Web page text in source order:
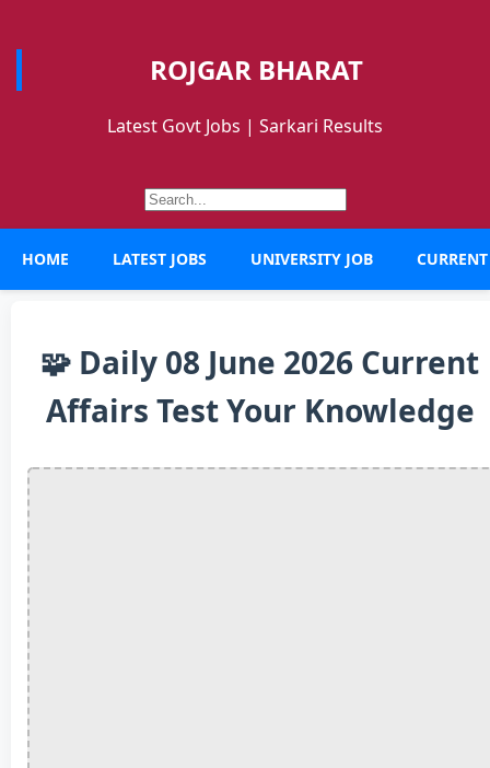
ROJGAR BHARAT
Latest Govt Jobs | Sarkari Results
HOME LATEST JOBS UNIVERSITY JOB
🧩 Daily 08 June 2026 Current
Affairs Test Your Knowledge